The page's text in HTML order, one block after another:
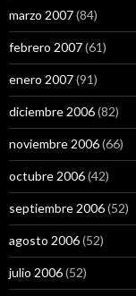
marzo 2007(84)
febrero 2007(61)
enero 2007(91)
diciembre 2006(82)
noviembre 2006(66)
octubre 2006(42)
septiembre 2006(52)
agosto 2006(52)
julio 2006(52)